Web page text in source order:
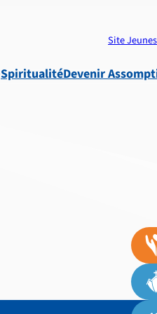
Site Jeunes
SpiritualitéDevenir